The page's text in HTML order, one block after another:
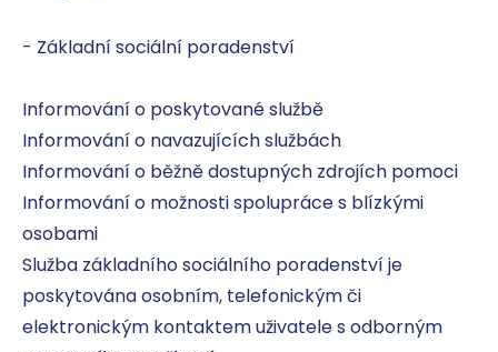
- Základní sociální poradenství
Informování o poskytované službě
Informování o navazujících službách
Informování o běžně dostupných zdrojích pomoci
Informování o možnosti spolupráce s blízkými
osobami
Služba základního sociálního poradenství je
poskytována osobním, telefonickým či
elektronickým kontaktem uživatele s odborným